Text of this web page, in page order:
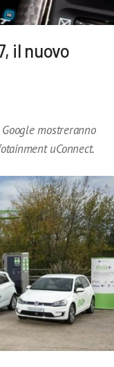
il nuovo
mostreranno
uConnect.